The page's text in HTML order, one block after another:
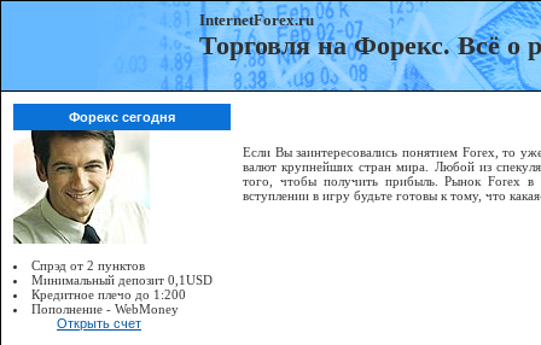
InternetForex.ru
Торговля на Форекс. Всё о
Форекс сегодня
Если Вы заинтересовались понятием Forex, то
валют крупнейших стран мира. Любой из
того, чтобы получить прибыль. Рынок Forex в
вступлении в игру будьте готовы к тому, что
Спрэд от 2 пунктов
Минимальный депозит 0,1USD
Кредитное плечо до 1:200
Пополнение - WebMoney
Открыть счет